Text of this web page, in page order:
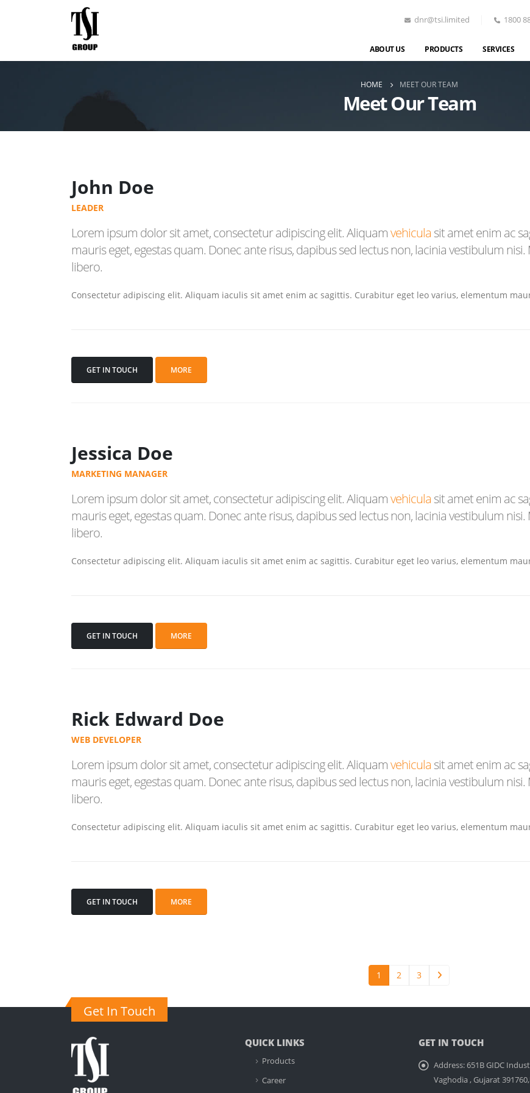
dnr@tsi.limited 1800
ABOUT US PRODUCTS SERVICES
HOME MEET OUR TEAM
Meet Our Team
John Doe
LEADER
Lorem ipsum dolor sit amet, consectetur adipiscing elit. Aliquamvehicula sit amet enim ac
mauris eget, egestas quam. Donec ante risus, dapibus sed lectus non, lacinia vestibulum
libero.
Consectetur adipiscing elit. Aliquam iaculis sit amet enim ac sagittis. Curabitur eget leo varius, elementum
GET IN TOUCH MORE
Jessica Doe
MARKETING MANAGER
Lorem ipsum dolor sit amet, consectetur adipiscing elit. Aliquamvehicula sit amet enim ac
mauris eget, egestas quam. Donec ante risus, dapibus sed lectus non, lacinia vestibulum
libero.
Consectetur adipiscing elit. Aliquam iaculis sit amet enim ac sagittis. Curabitur eget leo varius, elementum
GET IN TOUCH MORE
Rick Edward Doe
WEB DEVELOPER
Lorem ipsum dolor sit amet, consectetur adipiscing elit. Aliquamvehicula sit amet enim ac
mauris eget, egestas quam. Donec ante risus, dapibus sed lectus non, lacinia vestibulum
libero.
Consectetur adipiscing elit. Aliquam iaculis sit amet enim ac sagittis. Curabitur eget leo varius, elementum
GET IN TOUCH MORE
1 2 3
Get In Touch
QUICK LINKS
Products
Career
GET IN TOUCH
Address:651B GIDC
Vaghodia , Gujarat